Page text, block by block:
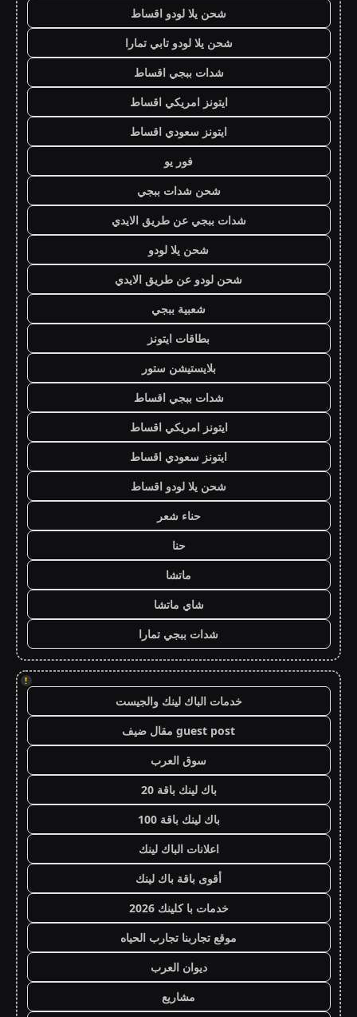
شحن يلا لودو اقساط
شحن يلا لودو تابي تمارا
شدات ببجي اقساط
ايتونز امريكي اقساط
ايتونز سعودي اقساط
فور يو
شحن شدات ببجي
شدات ببجي عن طريق الايدي
شحن يلا لودو
شحن لودو عن طريق الايدي
شعبية ببجي
بطاقات ايتونز
بلايستيشن ستور
شدات ببجي اقساط
ايتونز امريكي اقساط
ايتونز سعودي اقساط
شحن يلا لودو اقساط
حناء شعر
حنا
ماتشا
شاي ماتشا
شدات ببجي تمارا
!
خدمات الباك لينك والجيست
guest post مقال ضيف
سوق العرب
باك لينك باقة 20
باك لينك باقة 100
اعلانات الباك لينك
أقوى باقة باك لينك
خدمات با كلينك 2026
موقع تجاربنا تجارب الحياه
ديوان العرب
مشاريع